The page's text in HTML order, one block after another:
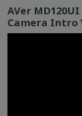
AVer
Camera Intro